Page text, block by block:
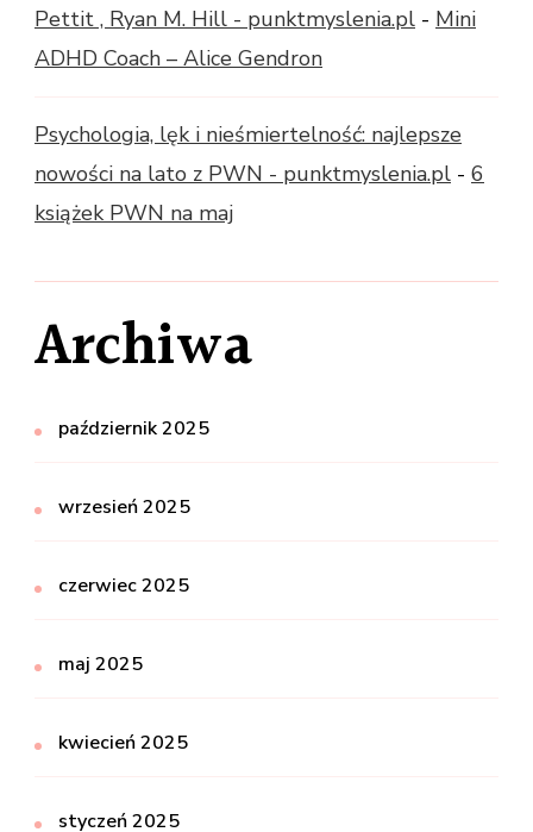
Pettit , Ryan M. Hill - punktmyslenia.pl - Mini
ADHD Coach – Alice Gendron
Psychologia, lęk i nieśmiertelność: najlepsze
nowości na lato z PWN - punktmyslenia.pl - 6
książek PWN na maj
Archiwa
październik 2025
wrzesień 2025
czerwiec 2025
maj 2025
kwiecień 2025
styczeń 2025